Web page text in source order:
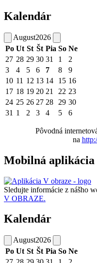
Kalendár
August2026
Po Ut St Št Pia So Ne
27 28 29 30 31 1
2
3
4 5 6 7 8
9
10 11 12 13 14 15 16
17 18 19 20 21 22 23
24 25 26 27 28 29 30
31 1 2 3 4 5 6
Pôvodná
na
Mobilná aplikácia
Sledujte informácie z nášho
V OBRAZE.
Kalendár
August2026
Po Ut St Št Pia So Ne